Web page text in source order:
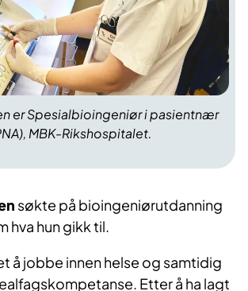
er Spesialbioingeniør i pasientnær
MBK-Rikshospitalet.
søkte på bioingeniørutdanning
hva hun gikk til.
å jobbe innen helse og samtidig
Etter å ha lagt